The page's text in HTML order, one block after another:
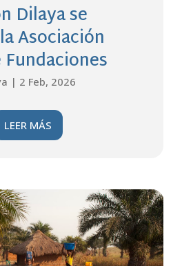
Dilaya se
Asociación
Fundaciones
| 2 Feb, 2026
LEER MÁS